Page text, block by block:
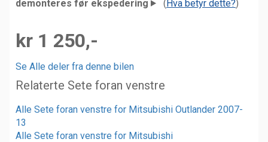
demonteres før ekspedering
(Hva betyr dette?)
kr 1 250,-
Se Alle deler fra denne bilen
Relaterte Sete foran venstre
Alle Sete foran venstre for Mitsubishi Outlander 2007-
13
Alle Sete foran venstre for Mitsubishi